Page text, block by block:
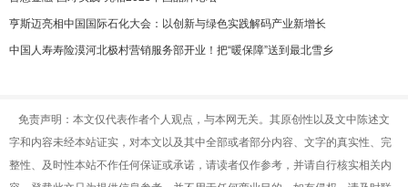
亨斯迈亮相中国国际石化大会：以创新与绿色实践解码产业新增长
中国人寿寿险漠河北极村营销服务部开业！把“暖保障”送到最北雪乡
免责声明：本文仅代表作者个人观点，与本网无关。其原创性以及文中陈述文
字和内容未经本站证实，对本文以及其中全部或者部分内容、文字的真实性、完
整性、及时性本站不作任何保证或承诺，请读者仅作参考，并请自行核实相关内